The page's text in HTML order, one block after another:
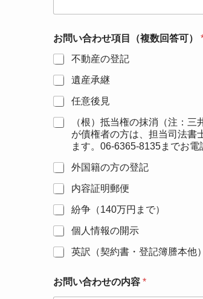
*
お問い合わせ項目（複数回答可）
不動産の登記
遺産承継
任意後見
（根）抵当権の抹消（注：
が債権者の方は、担当司法書
ます。06-6365-8135までお電
外国籍の方の登記
内容証明郵便
紛争（140万円まで）
個人情報の開示
英訳（契約書・登記簿謄本他）
お問い合わせの内容 *